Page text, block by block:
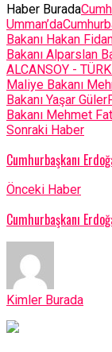
Haber Burada
Umman’da
Bakanı Hakan
Bakanı Alparslan
ALCANSOY -
Maliye Bakanı
Bakanı Yaşar Güler
Bakanı Mehmet
Sonraki Haber
Cumhurbaşkanı
Önceki Haber
Cumhurbaşkanı
Kimler Burada